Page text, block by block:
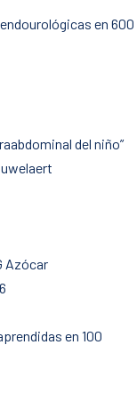
en 600
del niño”
Azócar
en 100